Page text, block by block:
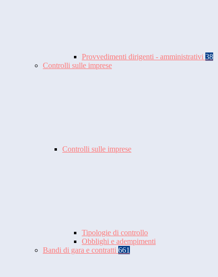
Provvedimenti dirigenti - amministrativi 38
Controlli sulle imprese
Controlli sulle imprese
Tipologie di controllo
Obblighi e adempimenti
Bandi di gara e contratti 661